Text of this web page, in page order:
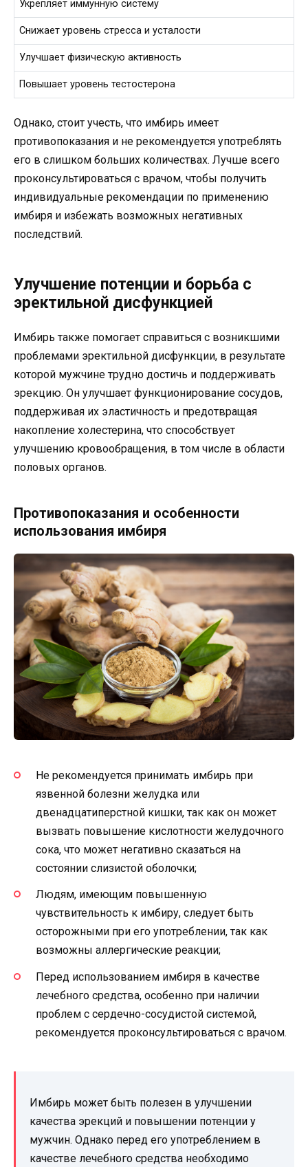
Укрепляет иммунную систему
Снижает уровень стресса и усталости
Улучшает физическую активность
Повышает уровень тестостерона
Однако, стоит учесть, что имбирь имеет
противопоказания и не рекомендуется употреблять
его в слишком больших количествах. Лучше всего
проконсультироваться с врачом, чтобы получить
индивидуальные рекомендации по применению
имбиря и избежать возможных негативных
последствий.
Улучшение потенции и борьба с
эректильной дисфункцией
Имбирь также помогает справиться с возникшими
проблемами эректильной дисфункции, в результате
которой мужчине трудно достичь и поддерживать
эрекцию. Он улучшает функционирование сосудов,
поддерживая их эластичность и предотвращая
накопление холестерина, что способствует
улучшению кровообращения, в том числе в области
половых органов.
Противопоказания и особенности
использования имбиря
Не рекомендуется принимать имбирь при
язвенной болезни желудка или
двенадцатиперстной кишки, так как он может
вызвать повышение кислотности желудочного
сока, что может негативно сказаться на
состоянии слизистой оболочки;
Людям, имеющим повышенную
чувствительность к имбиру, следует быть
осторожными при его употреблении, так как
возможны аллергические реакции;
Перед использованием имбиря в качестве
лечебного средства, особенно при наличии
проблем с сердечно-сосудистой системой,
рекомендуется проконсультироваться с врачом.
Имбирь может быть полезен в улучшении
качества эрекций и повышении потенции у
мужчин. Однако перед его употреблением в
качестве лечебного средства необходимо